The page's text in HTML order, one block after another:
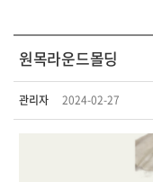
원목라운드몰딩
관리자 2024-02-27